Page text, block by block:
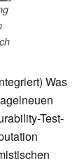
Was
Test-